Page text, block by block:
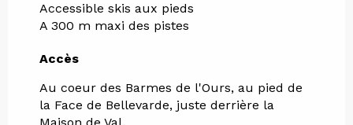
Accessible skis aux pieds
A 300 m maxi des pistes
Accès
Accès
Au coeur des Barmes de l'Ours, au pied de
la Face de Bellevarde, juste derrière la